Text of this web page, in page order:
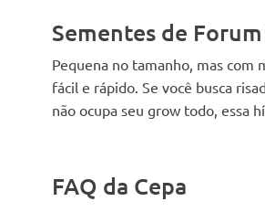
Sementes de
Pequena no tamanho, mas com
fácil e rápido. Se você busca
não ocupa seu grow todo, essa
FAQ da Cepa